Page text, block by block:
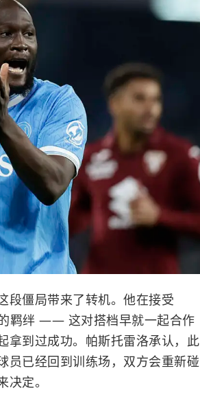
段僵局带来了转机。他在接受
羁绊 —— 这对搭档早就一起合作
拿到过成功。帕斯托雷洛承认，此
员已经回到训练场，双方会重新碰
定。